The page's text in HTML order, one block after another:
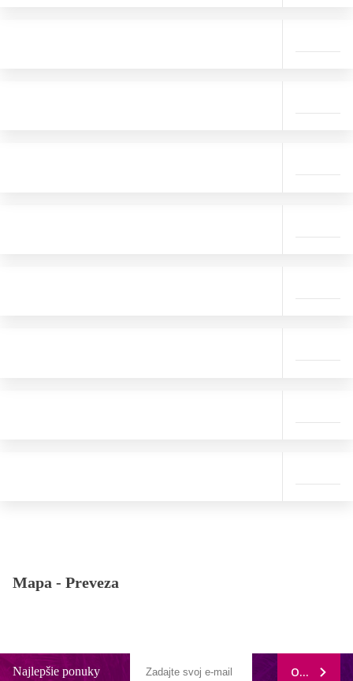
Mapa - Preveza
Najlepšie ponuky ODOBERAŤ